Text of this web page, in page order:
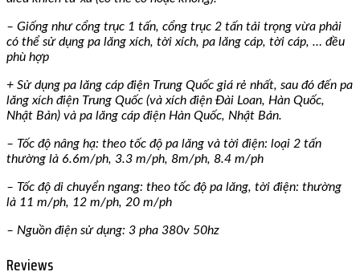
– Giống như cổng trục 1 tấn, cổng trục 2 tấn tải trọng vừa phải
có thể sử dụng pa lăng xích, tời xích, pa lăng cáp, tời cáp, … đều
phù hợp
+ Sử dụng pa lăng cáp điện Trung Quốc giá rẻ nhất, sau đó đến pa
lăng xích điện Trung Quốc (và xích điện Đài Loan, Hàn Quốc,
Nhật Bản) và pa lăng cáp điện Hàn Quốc, Nhật Bản.
– Tốc độ nâng hạ: theo tốc độ pa lăng và tời điện: loại 2 tấn
thường là 6.6m/ph, 3.3 m/ph, 8m/ph, 8.4 m/ph
– Tốc độ di chuyển ngang: theo tốc độ pa lăng, tời điện: thường
là 11 m/ph, 12 m/ph, 20 m/ph
– Nguồn điện sử dụng: 3 pha 380v 50hz
Reviews